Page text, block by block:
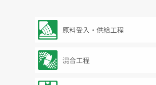
原料受入・供給工程
混合工程